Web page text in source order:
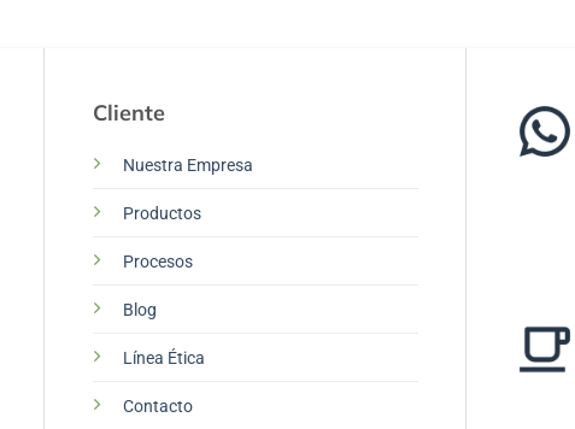
Cliente
Nuestra Empresa
Productos
Procesos
Blog
Línea Ética
Contacto